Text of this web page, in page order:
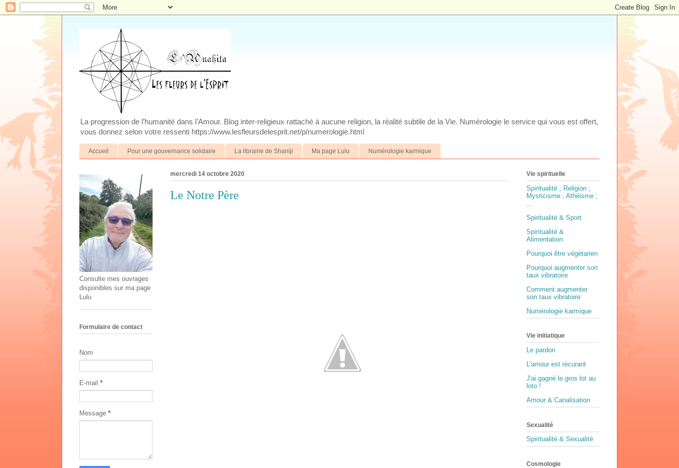
La progression de l’humanité dans l’Amour. Blog inter-religieux rattaché à aucune religion, la réalité subtile de la Vie. Numérologie le service qui vous est offert,
vous donnez selon votre ressenti https://www.lesfleursdelesprit.net/p/numerologie.html
Accueil Pour une gouvernance solidaire La librairie de Shaniji Ma page Lulu Numérologie karmique
mercredi 14 octobre 2020
Le Notre Père
Consulte mes ouvrages
disponibles sur ma page
Lulu
Formulaire de contact
Nom
E-mail *
Message *
Vie spirituelle
Spiritualité ; Religion ;
Mysticisme ; Athéisme ;
Spiritualité & Sport
Spiritualité &
Alimentation
Pourquoi être végétarien
Pourquoi augmenter son
taux vibratoire
Comment augmenter
son taux vibratoire
Numérologie karmique
Vie initiatique
Le pardon
L'amour est récurant
J'ai gagné le gros lot au
loto !
Amour & Canalisation
Sexualité
Spiritualité & Sexualité
Cosmologie